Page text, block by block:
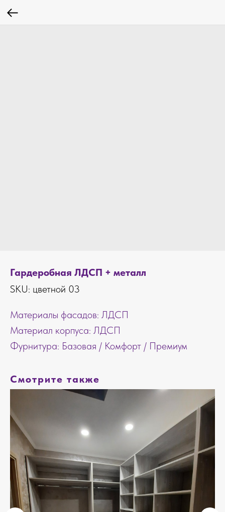
Гардеробная ЛДСП + металл
SKU: цветной 03
Материалы фасадов: ЛДСП
Материал корпуса: ЛДСП
Фурнитура: Базовая / Комфорт / Премиум
Смотрите также